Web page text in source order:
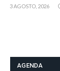
3 AGOSTO, 2026
AGENDA